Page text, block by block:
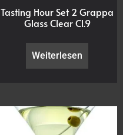
Tasting Hour Set 2 Grappa
Glass Clear Cl.9
Weiterlesen